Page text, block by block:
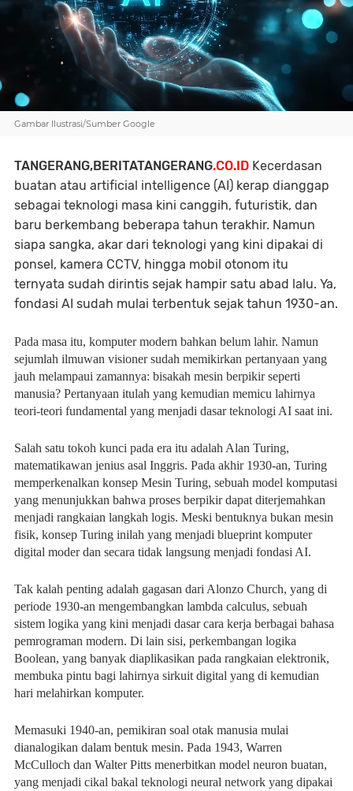
Gambar Ilustrasi/Sumber Google
TANGERANG,BERITATANGERANG.CO.ID Kecerdasan
buatan atau artificial intelligence (AI) kerap dianggap
sebagai teknologi masa kini canggih, futuristik, dan
baru berkembang beberapa tahun terakhir. Namun
siapa sangka, akar dari teknologi yang kini dipakai di
ponsel, kamera CCTV, hingga mobil otonom itu
ternyata sudah dirintis sejak hampir satu abad lalu. Ya,
fondasi AI sudah mulai terbentuk sejak tahun 1930-an.
Pada masa itu, komputer modern bahkan belum lahir. Namun
sejumlah ilmuwan visioner sudah memikirkan pertanyaan yang
jauh melampaui zamannya: bisakah mesin berpikir seperti
manusia? Pertanyaan itulah yang kemudian memicu lahirnya
teori-teori fundamental yang menjadi dasar teknologi AI saat ini.
Salah satu tokoh kunci pada era itu adalah Alan Turing,
matematikawan jenius asal Inggris. Pada akhir 1930-an, Turing
memperkenalkan konsep Mesin Turing, sebuah model komputasi
yang menunjukkan bahwa proses berpikir dapat diterjemahkan
menjadi rangkaian langkah logis. Meski bentuknya bukan mesin
fisik, konsep Turing inilah yang menjadi blueprint komputer
digital moder dan secara tidak langsung menjadi fondasi AI.
Tak kalah penting adalah gagasan dari Alonzo Church, yang di
periode 1930-an mengembangkan lambda calculus, sebuah
sistem logika yang kini menjadi dasar cara kerja berbagai bahasa
pemrograman modern. Di lain sisi, perkembangan logika
Boolean, yang banyak diaplikasikan pada rangkaian elektronik,
membuka pintu bagi lahirnya sirkuit digital yang di kemudian
hari melahirkan komputer.
Memasuki 1940-an, pemikiran soal otak manusia mulai
dianalogikan dalam bentuk mesin. Pada 1943, Warren
McCulloch dan Walter Pitts menerbitkan model neuron buatan,
yang menjadi cikal bakal teknologi neural network yang dipakai